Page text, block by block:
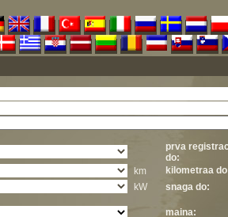
prva
do:
km
kilometraa
kW snaga do:
maina: